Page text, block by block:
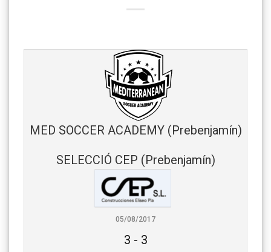
MED SOCCER ACADEMY (Prebenjamín)
SELECCIÓ CEP (Prebenjamín)
05/08/2017
3 - 3